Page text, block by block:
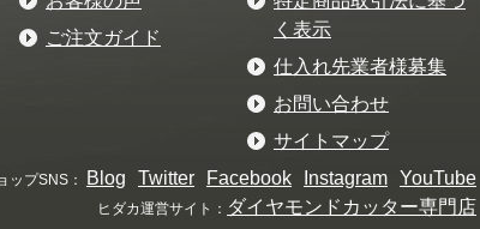
ご注文ガイド
く表示
仕入れ先業者様募集
お問い合わせ
サイトマップ
ップSNS： Blog Twitter Facebook Instagram YouTube
ヒダカ運営サイト： ダイヤモンドカッター専門店